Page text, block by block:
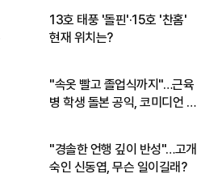
13호 태풍 '돌핀'·15호 '찬홈'
현재 위치는?
"속옷 빨고 졸업식까지"…근육
병 학생 돌본 공익, 코미디언 김
"경솔한 언행 깊이 반성"…고개
숙인 신동엽, 무슨 일이길래?